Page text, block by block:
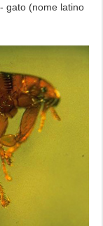
gato (nome latino